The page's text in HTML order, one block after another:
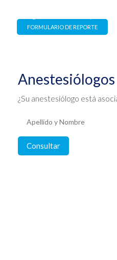
FORMULARIO DE REPORTE
Anestesiólogos
¿Su anestesiólogo está
Consultar